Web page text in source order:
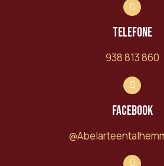
Telefone
938 813 860
Facebook